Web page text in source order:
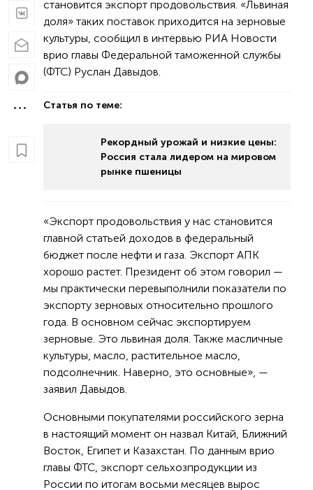
становится экспорт продовольствия. «Львиная
доля» таких поставок приходится на зерновые
культуры, сообщил в интервью РИА Новости
врио главы Федеральной таможенной службы
(ФТС) Руслан Давыдов.
Статья по теме:
Рекордный урожай и низкие цены:
Россия стала лидером на мировом
рынке пшеницы
«Экспорт продовольствия у нас становится
главной статьей доходов в федеральный
бюджет после нефти и газа. Экспорт АПК
хорошо растет. Президент об этом говорил —
мы практически перевыполнили показатели по
экспорту зерновых относительно прошлого
года. В основном сейчас экспортируем
зерновые. Это львиная доля. Также масличные
культуры, масло, растительное масло,
подсолнечник. Наверно, это основные», —
заявил Давыдов.
Основными покупателями российского зерна
в настоящий момент он назвал Китай, Ближний
Восток, Египет и Казахстан. По данным врио
главы ФТС, экспорт сельхозпродукции из
России по итогам восьми месяцев вырос